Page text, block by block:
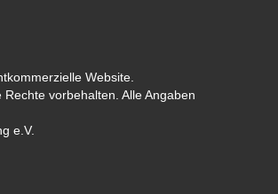
Website.
vorbehalten. Alle Angaben
e.V.